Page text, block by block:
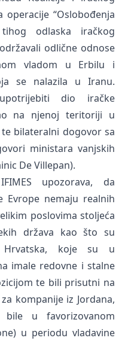
“Oslobođenja
odlaska iračkog
odlične odnose
vladom u Erbilu i
se nalazila u Iranu.
dio iračke
na njenoj teritoriji u
bilateralni dogovor sa
ministara vanjskih
De Villepan).
upozorava, da
Evrope nemaju realnih
poslovima stoljeća
država kao što su
koje su u
imale redovne i stalne
te bili prisutni na
kompanije iz Jordana,
u favorizovanom
u periodu vladavine